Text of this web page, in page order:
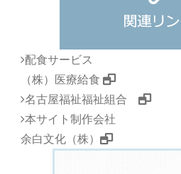
配食サービス
（株）医療給食
名古屋福祉福祉組合
本サイト制作会社
余白文化（株）